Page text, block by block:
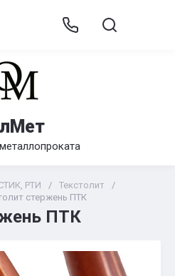
РТИ / Текстолит
/
стержень ПТК
ПТК